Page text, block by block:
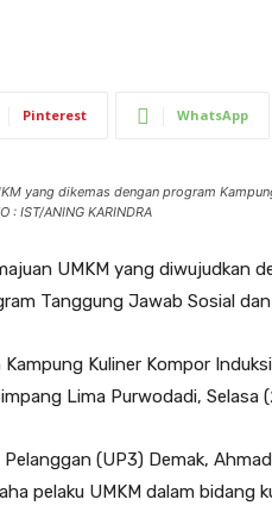
Pinterest WhatsApp
yang dikemas dengan program
IST/ANING KARINDRA
UMKM yang diwujudkan
Tanggung Jawab Sosial
Kuliner Kompor
Lima Purwodadi, Selasa
(UP3) Demak,
pelaku UMKM dalam bidang